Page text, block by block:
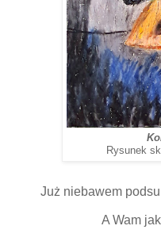
Rysunek
Już niebawem
A Wam